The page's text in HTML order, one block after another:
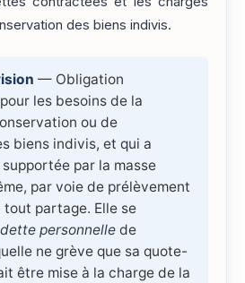
des biens indivis.
— Obligation
les besoins de la
ou de
biens indivis, et qui a
par la masse
par voie de prélèvement
tout partage. Elle se
dette personnelle de
ne grève que sa quote-
être mise à la charge de la